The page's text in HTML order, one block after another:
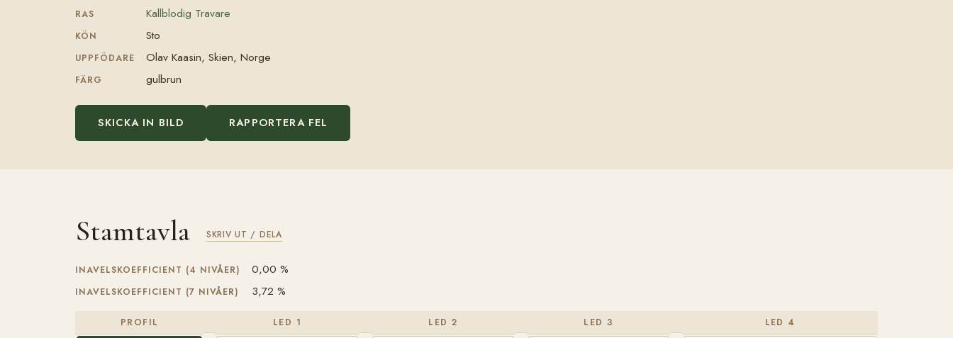
RAS Kallblodig Travare
KÖN Sto
UPPFÖDARE Olav Kaasin, Skien, Norge
FÄRG gulbrun
SKICKA IN BILD RAPPORTERA FEL
Stamtavla SKRIV UT / DELA
INAVELSKOEFFICIENT (4 NIVÅER) 0,00 %
INAVELSKOEFFICIENT (7 NIVÅER) 3,72 %
PROFIL LED 1 LED 2 LED 3 LED 4